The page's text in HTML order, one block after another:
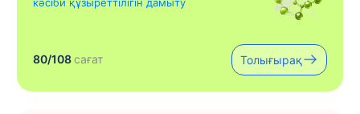
80/108сағат Толығырақ